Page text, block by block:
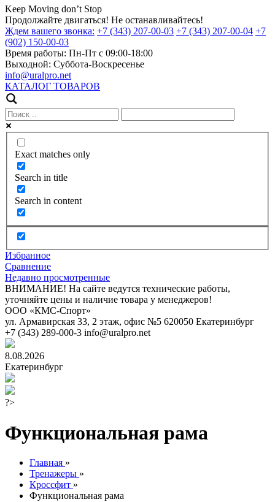
Keep Moving don’t Stop
Продолжайте двигаться! Не останавливайтесь!
Ждем вашего звонка: +7 (343) 207-00-03 +7 (343) 207-00-04 +7
(902) 150-00-03
Время работы: Пн-Пт с 09:00-18:00
Выходной: Суббота-Воскресенье
info@uralpro.net
КАТАЛОГ ТОВАРОВ
Exact matches only
Search in title
Search in content
Избранное
Сравнение
Недавно просмотренные
ВНИМАНИЕ! На сайте ведутся технические работы,
уточняйте цены и наличие товара у менеджеров!
ООО «КМС-Спорт»
ул. Армавирская 33, 2 этаж, офис №5 620050 Екатеринбург
+7 (343) 289-000-3 info@uralpro.net
8.08.2026
Екатеринбург
?>
Функциональная рама
Главная »
Тренажеры »
Кроссфит »
Функциональная рама